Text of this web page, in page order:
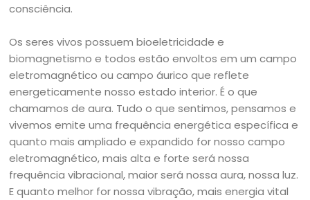
consciência.
Os seres vivos possuem bioeletricidade e
biomagnetismo e todos estão envoltos em um campo
eletromagnético ou campo áurico que reflete
energeticamente nosso estado interior. É o que
chamamos de aura. Tudo o que sentimos, pensamos e
vivemos emite uma frequência energética específica e
quanto mais ampliado e expandido for nosso campo
eletromagnético, mais alta e forte será nossa
frequência vibracional, maior será nossa aura, nossa luz.
E quanto melhor for nossa vibração, mais energia vital